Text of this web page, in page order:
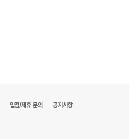
입점/제휴 문의 공지사항